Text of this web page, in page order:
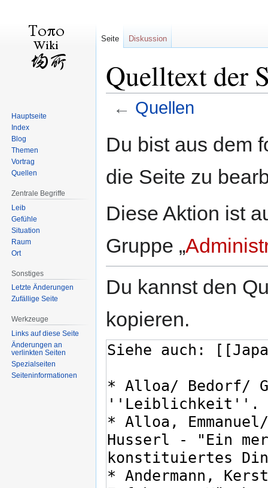
Quelltext der
← Quellen
Navigation
Suche
Du bist aus dem
die Seite zu
Diese Aktion ist
Gruppe „
Du kannst den
kopieren.
Seite Diskussion
Hauptseite
Index
Blog
Themen
Vortrag
Quellen
Zentrale Begriffe
Leib
Gefühle
Situation
Raum
Ort
Sonstiges
Letzte Änderungen
Zufällige Seite
Werkzeuge
Links auf diese Seite
Änderungen an
verlinkten Seiten
Spezialseiten
Seiten­informationen